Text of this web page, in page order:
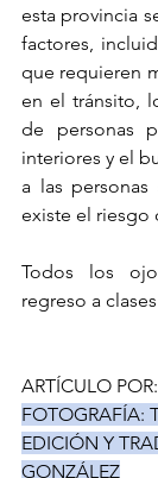
esta provincia
factores,
que requieren
en el tránsito,
de personas
interiores y el
a las
existe el riesgo
Todos los
regreso a
ARTÍCULO POR:
FOTOGRAFÍA:
EDICIÓN Y
GONZÁLEZ